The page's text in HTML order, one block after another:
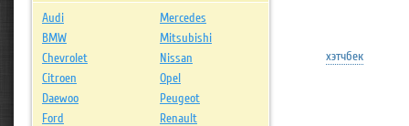
хэтчбек
Audi
Mercedes
BMW
Mitsubishi
Chevrolet
Nissan
Citroen
Opel
Daewoo
Peugeot
Ford
Renault